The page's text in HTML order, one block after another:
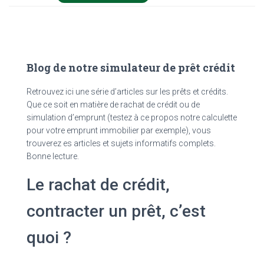
Blog de notre simulateur de prêt crédit
Retrouvez ici une série d’articles sur les prêts et crédits.
Que ce soit en matière de rachat de crédit ou de
simulation d’emprunt (testez à ce propos notre calculette
pour votre emprunt immobilier par exemple), vous
trouverez es articles et sujets informatifs complets.
Bonne lecture.
Le rachat de crédit,
contracter un prêt, c’est
quoi ?